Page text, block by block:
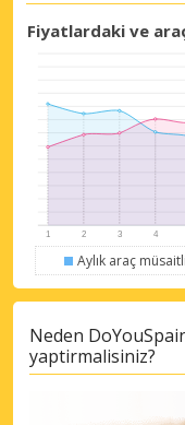
Fiyatlardaki ve
Aylık araç
Neden
yaptirmalisiniz?